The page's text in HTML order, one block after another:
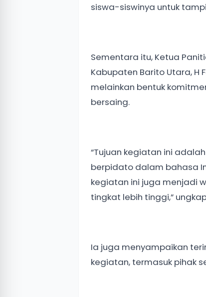
siswa-siswinya untuk
Sementara itu, Ketua
Kabupaten Barito Utara, H
melainkan bentuk
bersaing.
“Tujuan kegiatan ini
berpidato dalam bahasa
kegiatan ini juga menjadi
tingkat lebih tinggi,”
Ia juga menyampaikan
kegiatan, termasuk pihak